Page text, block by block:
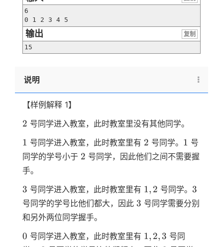
6
0 1 2 3 4 5
输出
复制
15
说明
【样例解释 1】
2
2 号同学进入教室，此时教室里没有其他同学。
1
1 号同学进入教室，此时教室里有 2
2 号同学。 1
1 号
同学的学号小于 2
2 号同学，因此他们之间不需要握
手。
3
3 号同学进入教室，此时教室里有 1,2
1, 2 号同学。3
3
号同学的学号比他们都大，因此 3
3 号同学需要分别
和另外两位同学握手。
0
0 号同学进入教室，此时教室里有 1,2,3
1, 2, 3 号同